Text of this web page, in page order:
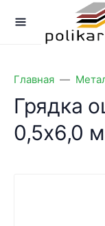
Главная
Грядка
0,5х6,0